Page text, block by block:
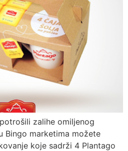
zalihe omiljenog
Bingo marketima možete
koje sadrži 4 Plantago